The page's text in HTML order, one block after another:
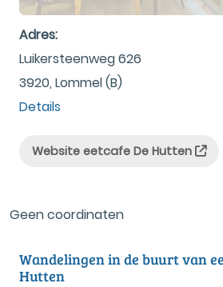
Adres:
Luikersteenweg 626
3920, Lommel (B)
Details
Website eetcafe De Hutten
Geen coordinaten
Wandelingen in de buurt van
Hutten